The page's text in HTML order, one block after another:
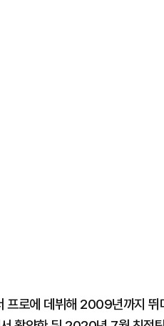
로에 데뷔해 2009년까지